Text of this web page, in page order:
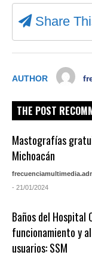
Share
AUTHOR
THE POST
Mastografías
Michoacán
- 21/01/2024
Baños del Hospital
funcionamiento y
usuarios: SSM